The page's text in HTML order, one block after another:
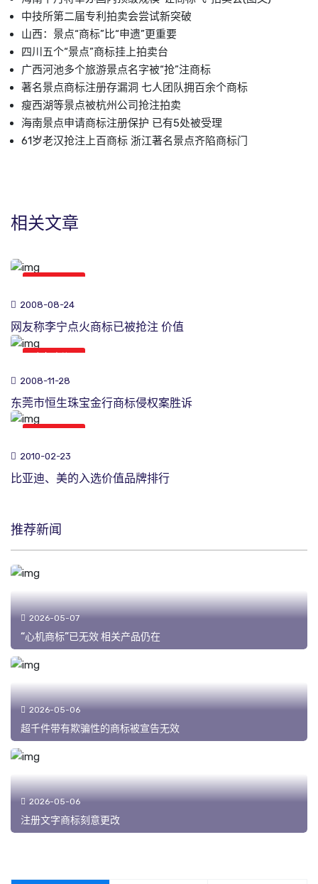
中技所第二届专利拍卖会尝试新突破
山西：景点“商标”比“申遗”更重要
四川五个“景点”商标挂上拍卖台
广西河池多个旅游景点名字被“抢”注商标
著名景点商标注册存漏洞 七人团队拥百余个商标
瘦西湖等景点被杭州公司抢注拍卖
海南景点申请商标注册保护 已有5处被受理
61岁老汉抢注上百商标 浙江著名景点齐陷商标门
相关文章
2008-08-24
网友称李宁点火商标已被抢注 价值
2008-11-28
东莞市恒生珠宝金行商标侵权案胜诉
2010-02-23
比亚迪、美的入选价值品牌排行
推荐新闻
2026-05-07
“心机商标”已无效 相关产品仍在
2026-05-06
超千件带有欺骗性的商标被宣告无效
2026-05-06
注册文字商标刻意更改